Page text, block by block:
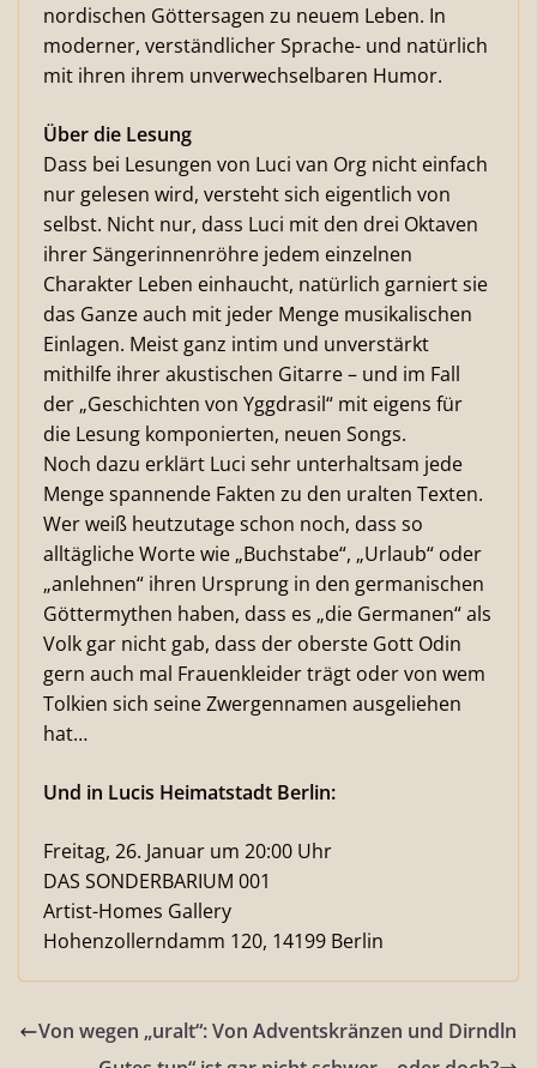
nordischen Göttersagen zu neuem Leben. In
moderner, verständlicher Sprache- und natürlich
mit ihren ihrem unverwechselbaren Humor.
Über die Lesung
Dass bei Lesungen von Luci van Org nicht einfach
nur gelesen wird, versteht sich eigentlich von
selbst. Nicht nur, dass Luci mit den drei Oktaven
ihrer Sängerinnenröhre jedem einzelnen
Charakter Leben einhaucht, natürlich garniert sie
das Ganze auch mit jeder Menge musikalischen
Einlagen. Meist ganz intim und unverstärkt
mithilfe ihrer akustischen Gitarre – und im Fall
der „Geschichten von Yggdrasil“ mit eigens für
die Lesung komponierten, neuen Songs.
Noch dazu erklärt Luci sehr unterhaltsam jede
Menge spannende Fakten zu den uralten Texten.
Wer weiß heutzutage schon noch, dass so
alltägliche Worte wie „Buchstabe“, „Urlaub“ oder
„anlehnen“ ihren Ursprung in den germanischen
Göttermythen haben, dass es „die Germanen“ als
Volk gar nicht gab, dass der oberste Gott Odin
gern auch mal Frauenkleider trägt oder von wem
Tolkien sich seine Zwergennamen ausgeliehen
hat…
Und in Lucis Heimatstadt Berlin:
Freitag, 26. Januar um 20:00 Uhr
DAS SONDERBARIUM 001
Artist-Homes Gallery
Hohenzollerndamm 120, 14199 Berlin
Von wegen „uralt“: Von Adventskränzen und Dirndln